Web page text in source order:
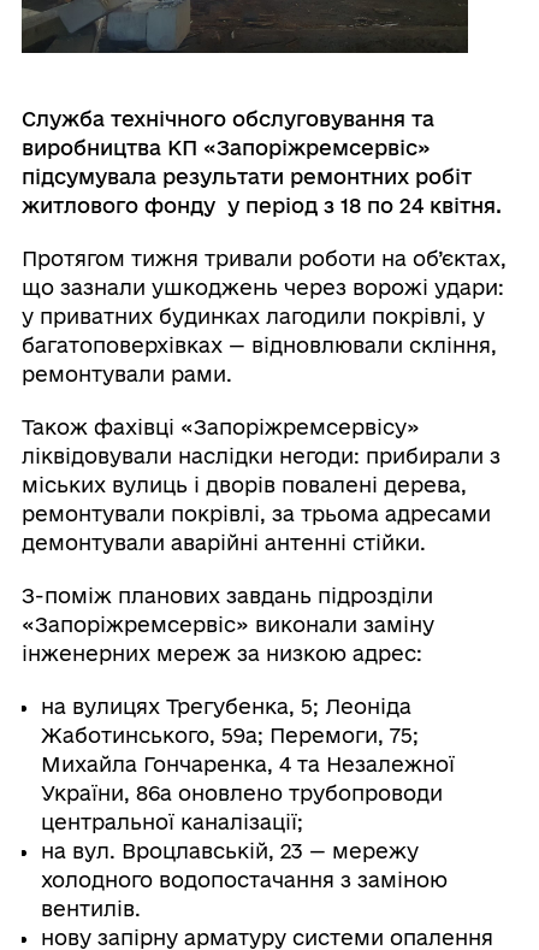
Служба технічного обслуговування та
виробництва КП «Запоріжремсервіс»
підсумувала результати ремонтних робіт
житлового фонду у період з 18 по 24 квітня.
Протягом тижня тривали роботи на об’єктах,
що зазнали ушкоджень через ворожі удари:
у приватних будинках лагодили покрівлі, у
багатоповерхівках — відновлювали скління,
ремонтували рами.
Також фахівці «Запоріжремсервісу»
ліквідовували наслідки негоди: прибирали з
міських вулиць і дворів повалені дерева,
ремонтували покрівлі, за трьома адресами
демонтували аварійні антенні стійки.
З-поміж планових завдань підрозділи
«Запоріжремсервіс» виконали заміну
інженерних мереж за низкою адрес:
на вулицях Трегубенка, 5; Леоніда
Жаботинського, 59а; Перемоги, 75;
Михайла Гончаренка, 4 та Незалежної
України, 86а оновлено трубопроводи
центральної каналізації;
на вул. Вроцлавській, 23 — мережу
холодного водопостачання з заміною
вентилів.
нову запірну арматуру системи опалення